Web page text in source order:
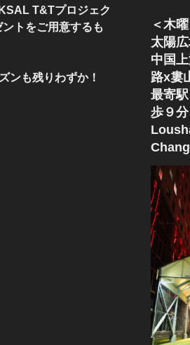
T&Tプロジェク
トをご用意するも
ンも残りわずか！
＜木
太陽
中国
路x婁
最寄
歩９分